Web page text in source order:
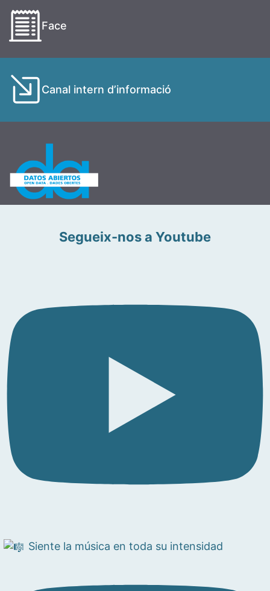
Face
Canal intern d’informació
Segueix-nos a Youtube
Siente la música en toda su intensidad